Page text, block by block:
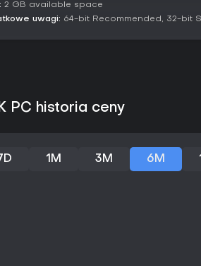
2 GB available space
uwagi: 64-bit Recommended, 32-bit
PC historia ceny
1M 3M 6M